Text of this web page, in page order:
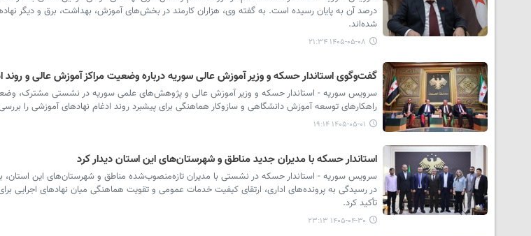
درصد آن به پایان رسیده است. به گفته وی، هزاران کارمند در بخش‌های آموزش، بهداشت، برق و دیگر
شده‌اند.
۱۴۰۵-۰۵-۰۸ ۲۱:۳۴
گفت‌وگوی استاندار حسکه و وزیر آموزش عالی سوریه درباره وضعیت مراکز آموزش عالی و روند
سرویس سوریه - استاندار حسکه و وزیر آموزش عالی و پژوهش‌های علمی سوریه در نشستی مشترک،
راهکارهای توسعه آموزش دانشگاهی و سازوکار هماهنگی برای پیشبرد روند ادغام نهادهای آموزشی را
۱۴۰۵-۰۵-۰۱ ۱۹:۱۴
استاندار حسکه با مدیران جدید مناطق و شهرستان‌های این استان دیدار کرد
سرویس سوریه - استاندار حسکه در نشستی با مدیران تازه‌منصوب‌شده مناطق و شهرستان‌های این استان،
در رسیدگی به پرونده‌های اداری، ارتقای کیفیت خدمات عمومی و تقویت هماهنگی میان نهادهای اجرایی
تأکید کرد.
۱۴۰۵-۰۴-۳۰ ۲۳:۱۳